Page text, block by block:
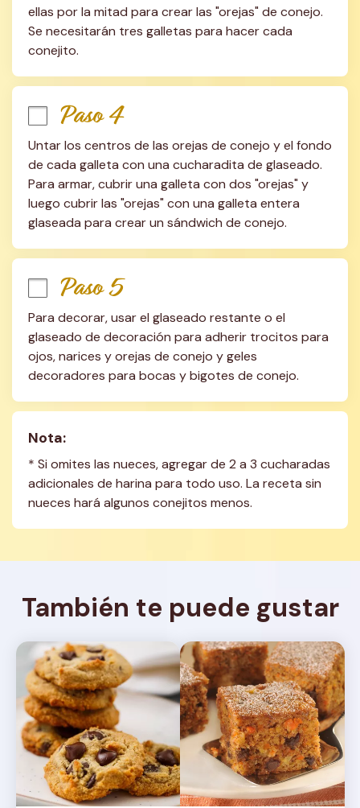
ellas por la mitad para crear las "orejas" de conejo.
Se necesitarán tres galletas para hacer cada
conejito.
Paso 4
Untar los centros de las orejas de conejo y el fondo
de cada galleta con una cucharadita de glaseado.
Para armar, cubrir una galleta con dos "orejas" y
luego cubrir las "orejas" con una galleta entera
glaseada para crear un sándwich de conejo.
Paso 5
Para decorar, usar el glaseado restante o el
glaseado de decoración para adherir trocitos para
ojos, narices y orejas de conejo y geles
decoradores para bocas y bigotes de conejo.
Nota:
* Si omites las nueces, agregar de 2 a 3 cucharadas
adicionales de harina para todo uso. La receta sin
nueces hará algunos conejitos menos.
También te puede gustar